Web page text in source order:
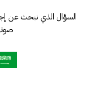
السؤال الذي نبحث عن